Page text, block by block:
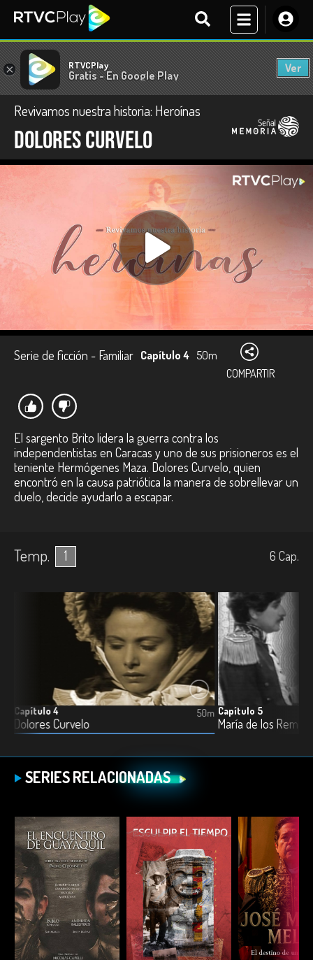
× RTVCPlay
Gratis - En Google Play
Ver
Revivamos nuestra historia: Heroínas
Dolores Curvelo
Serie de ficción - Familiar Capítulo 4 50m
COMPARTIR
El sargento Brito lidera la guerra contra los
independentistas en Caracas y uno de sus prisioneros es el
teniente Hermógenes Maza. Dolores Curvelo, quien
encontró en la causa patriótica la manera de sobrellevar un
duelo, decide ayudarlo a escapar.
Temp. 1 6 Cap.
Capítulo 4
Dolores Curvelo
50m Capítulo 5
María de los
SERIES RELACIONADAS
ESCUCHAR ESCUCHAR